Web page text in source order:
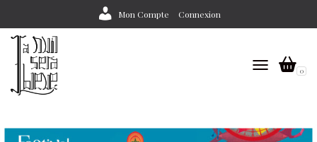
Mon Compte Connexion
TOGGLE 0